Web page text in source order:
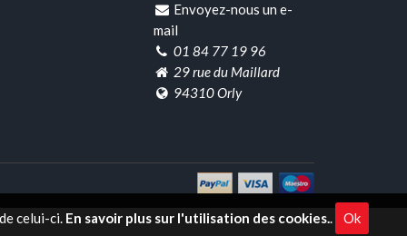
celui-ci. En savoir plus sur l'utilisation des cookies.. Ok
Envoyez-nous un e-
mail
01 84 77 19 96
29 rue du Maillard
94310 Orly